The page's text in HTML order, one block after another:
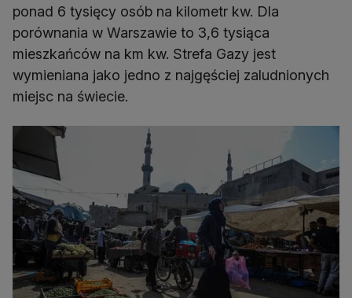
ponad 6 tysięcy osób na kilometr kw. Dla
porównania w Warszawie to 3,6 tysiąca
mieszkańców na km kw. Strefa Gazy jest
wymieniana jako jedno z najgęściej zaludnionych
miejsc na świecie.